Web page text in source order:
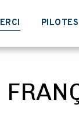
PILOTES